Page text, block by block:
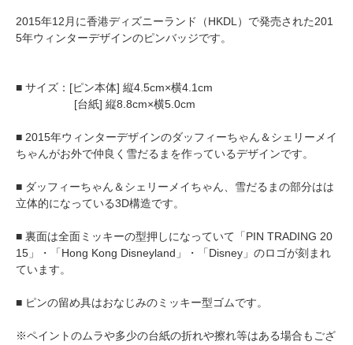
2015年12月に香港ディズニーランド（HKDL）で発売された201
5年ウィンターデザインのピンバッジです。
■ サイズ：[ピン本体] 縦4.5cm×横4.1cm
[台紙] 縦8.8cm×横5.0cm
■ 2015年ウィンターデザインのダッフィーちゃん＆シェリーメイ
ちゃんがお外で仲良く雪だるまを作っているデザインです。
■ ダッフィーちゃん＆シェリーメイちゃん、雪だるまの部分はは
立体的になっている3D構造です。
■ 裏面は全面ミッキーの型押しになっていて「PIN TRADING 20
15」・「Hong Kong Disneyland」・「Disney」のロゴが刻まれ
ています。
■ ピンの留め具はおなじみのミッキー型ゴムです。
※ペイントのムラや多少の台紙の折れや擦れ等はある場合もござ